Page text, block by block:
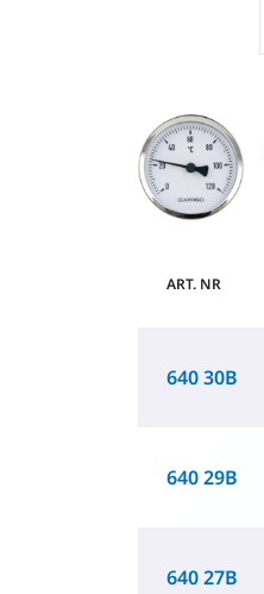
ART. NR
640 30B
640 29B
640 27B